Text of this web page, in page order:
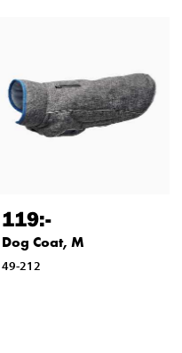
119:-
Dog Coat, M
49-212